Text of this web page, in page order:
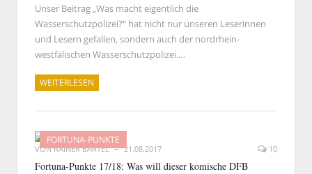
Unser Beitrag „Was macht eigentlich die
Wasserschutzpolizei?“ hat nicht nur unseren Leserinnen
und Lesern gefallen, sondern auch der nordrhein-
westfälischen Wasserschutzpolizei.…
WEITERLESEN
FORTUNA-PUNKTE
VONRAINER BARTEL 21.08.2017 10
Fortuna-Punkte 17/18: Was will dieser komische DFB